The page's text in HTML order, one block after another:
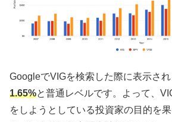
GoogleでVIGを検索した際に表示さ
1.65%と普通レベルです。よって、
をしようとしている投資家の目的を